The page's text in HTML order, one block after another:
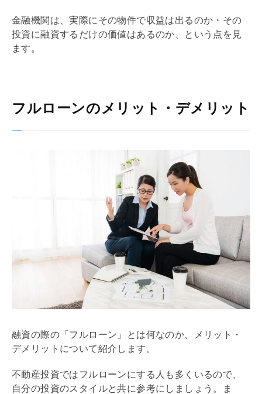
金融機関は、実際にその物件で収益は出るのか・その
投資に融資するだけの価値はあるのか、という点を見
ます。
フルローンのメリット・デメリット
融資の際の「 フルローン 」とは何なのか、メリット・
デメリットについて紹介します。
不動産投資ではフルローンにする人も多くいるので、
自分の投資のスタイルと共に参考にしましょう。ま